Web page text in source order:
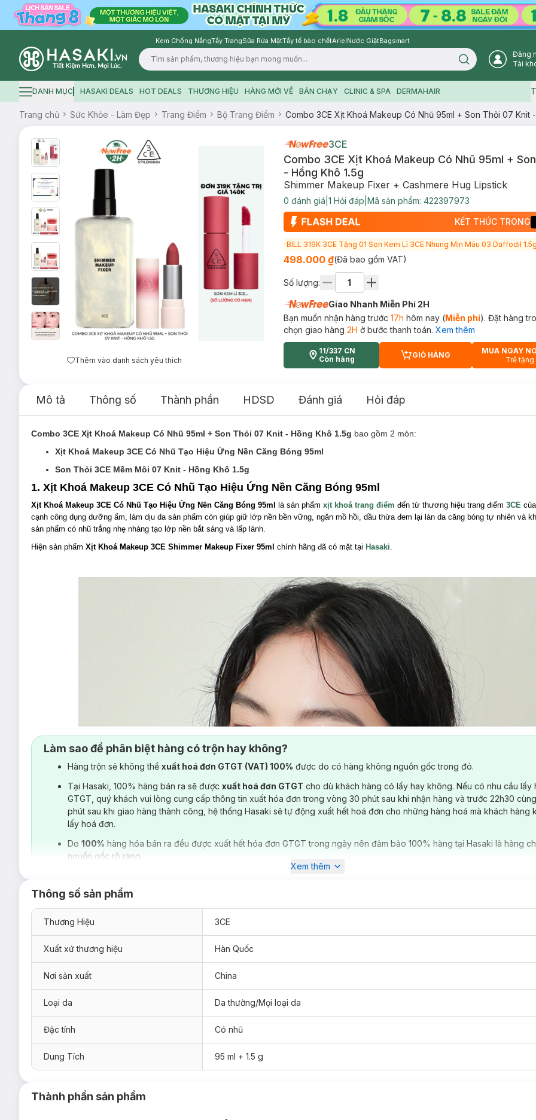
Kem Chống NắngTẩy TrangSữa Rửa MặtTẩy tế bào chếtArielNước GiặtBagsmart
Logo
Search icon
Đăng
Tài
Hamburger icon
DANH MỤC HASAKI DEALS HOT DEALS THƯƠNG HIỆU HÀNG MỚI VỀ BÁN CHẠY CLINIC & SPA DERMAHAIR
Trang chủ Sức Khỏe - Làm Đẹp Trang Điểm Bộ Trang Điểm Combo 3CE Xịt Khoá Makeup Có Nhũ 95ml + Son Thỏi 07 Knit
Thêm vào danh sách yêu thích
3CE
Combo 3CE Xịt Khoá Makeup Có Nhũ 95ml +
- Hồng Khô 1.5g
Shimmer Makeup Fixer + Cashmere Hug Lipstick
0 đánh giá 1 Hỏi đáp Mã sản phẩm: 422397973
KẾT THÚC TRONG
BILL 319K 3CE Tặng 01 Son Kem Lì 3CE Nhung Mịn Màu 03 Daffodil
498.000 ₫(Đã bao gồm VAT)
Số lượng:
Giao Nhanh Miễn Phí 2H
Bạn muốn nhận hàng trước 17h hôm nay (Miễn phí). Đặt hàng
chọn giao hàng 2H ở bước thanh toán. Xem thêm
11/337 CN
Còn hàng
CART PLUS ICON
GIỎ HÀNG
MUA NGAY
Trễ tặng
Mô tả Thông số Thành phần HDSD Đánh giá Hỏi đáp
Combo 3CE Xịt Khoá Makeup Có Nhũ 95ml + Son Thỏi 07 Knit - Hồng Khô 1.5g bao gồm 2 món:
Xịt Khoá Makeup 3CE Có Nhũ Tạo Hiệu Ứng Nền Căng Bóng 95ml
Son Thỏi 3CE Mềm Môi 07 Knit - Hồng Khô 1.5g
1. Xịt Khoá Makeup 3CE Có Nhũ Tạo Hiệu Ứng Nền Căng Bóng 95ml
Xịt Khoá Makeup 3CE Có Nhũ Tạo Hiệu Ứng Nền Căng Bóng 95ml là sản phẩm xịt khoá trang điểm đến từ thương hiệu trang điểm 3CE
cạnh công dụng dưỡng ẩm, làm dịu da sản phẩm còn giúp giữ lớp nền bền vững, ngăn mồ hồi, dầu thừa đem lại làn da căng bóng tự nhiên và
sản phẩm có nhũ trắng nhẹ nhàng tạo lớp nền bắt sáng và lấp lánh.
Hiện sản phẩm Xịt Khoá Makeup 3CE Shimmer Makeup Fixer 95ml chính hãng đã có mặt tại Hasaki
Làm sao để phân biệt hàng có trộn hay không?
Hàng trộn sẽ không thể xuất hoá đơn GTGT (VAT) 100% được do có hàng không nguồn gốc trong đó.
Tại Hasaki, 100% hàng bán ra sẽ được xuất hoá đơn GTGT cho dù khách hàng có lấy hay không. Nếu có nhu cầu lấy
GTGT, quý khách vui lòng cung cấp thông tin xuất hóa đơn trong vòng 30 phút sau khi nhận hàng và trước 22h30
phút sau khi giao hàng thành công, hệ thống Hasaki sẽ tự động xuất hết hoá đơn cho những hàng hoá mà khách hàng
lấy hoá đơn.
Do 100% hàng hóa bán ra đều được xuất hết hóa đơn GTGT trong ngày nên đảm bảo 100% hàng tại Hasaki là hàng
nguồn gốc rõ ràng.
Xem thêm
Thông số sản phẩm
Thương Hiệu 3CE
Xuất xứ thương hiệu Hàn Quốc
Nơi sản xuất China
Loại da Da thường/Mọi loại da
Đặc tính Có nhũ
Dung Tích 95 ml + 1.5 g
Thành phần sản phẩm